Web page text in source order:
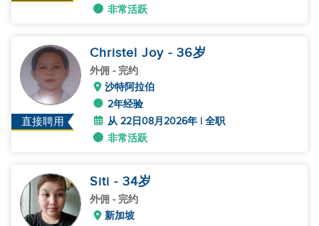
非常活跃
直接聘用
Christel Joy - 36岁
外佣 - 完约
沙特阿拉伯
2年经验
从 22日08月2026年 | 全职
非常活跃
Siti - 34岁
外佣 - 完约
新加坡